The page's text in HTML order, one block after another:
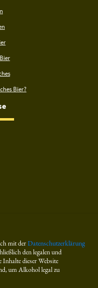
Bier?
mit derDatenschutzerklärung
den legalen und
dieser Website
um Alkohol legal zu